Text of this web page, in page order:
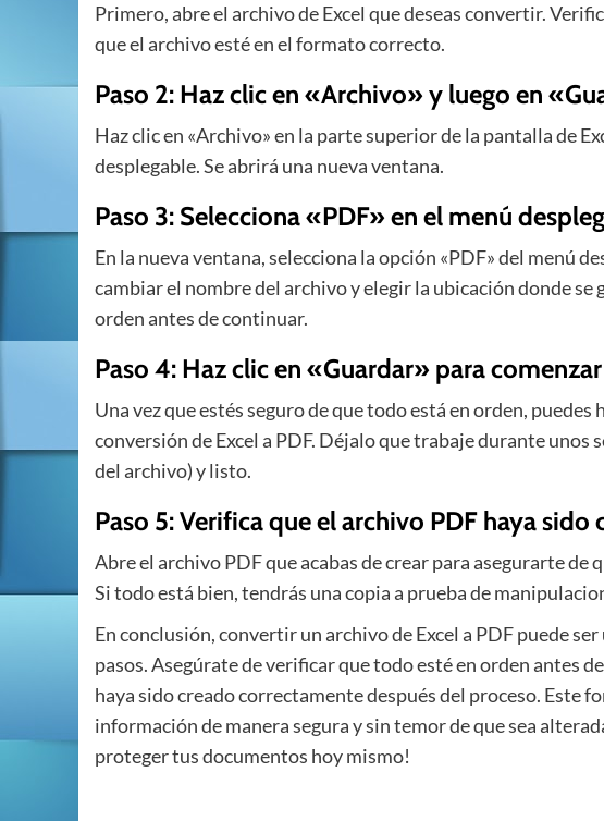
Primero, abre el archivo de Excel que deseas convertir.
que el archivo esté en el formato correcto.
Paso 2: Haz clic en «Archivo» y luego en
Haz clic en «Archivo» en la parte superior de la pantalla de
desplegable. Se abrirá una nueva ventana.
Paso 3: Selecciona «PDF» en el menú
En la nueva ventana, selecciona la opción «PDF» del menú
cambiar el nombre del archivo y elegir la ubicación donde se
orden antes de continuar.
Paso 4: Haz clic en «Guardar» para
Una vez que estés seguro de que todo está en orden, puedes
conversión de Excel a PDF. Déjalo que trabaje durante
del archivo) y listo.
Paso 5: Verifica que el archivo PDF haya
Abre el archivo PDF que acabas de crear para asegurarte
Si todo está bien, tendrás una copia a prueba de
En conclusión, convertir un archivo de Excel a PDF puede
pasos. Asegúrate de verificar que todo esté en orden antes
haya sido creado correctamente después del proceso. Este
información de manera segura y sin temor de que sea
proteger tus documentos hoy mismo!